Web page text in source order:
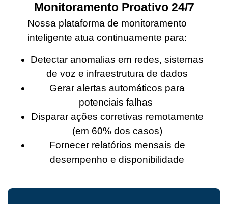
Monitoramento Proativo 24/7
Nossa plataforma de monitoramento
inteligente atua continuamente para:
Detectar anomalias em redes, sistemas
de voz e infraestrutura de dados
Gerar alertas automáticos para
potenciais falhas
Disparar ações corretivas remotamente
(em 60% dos casos)
Fornecer relatórios mensais de
desempenho e disponibilidade